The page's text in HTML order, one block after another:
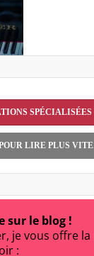
SPÉCIALISÉES
LIRE PLUS VITE